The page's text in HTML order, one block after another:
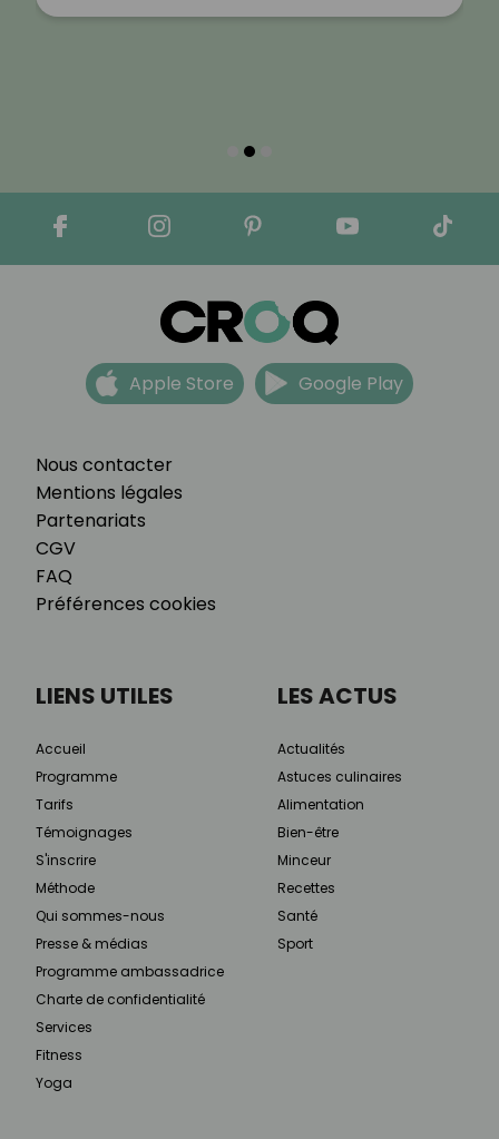
Nous contacter
Mentions légales
Partenariats
CGV
FAQ
Préférences cookies
Apple Store Google Play
LIENS UTILES
Accueil
Programme
Tarifs
Témoignages
S'inscrire
Méthode
Qui sommes-nous
Presse & médias
Programme ambassadrice
Charte de confidentialité
Services
Fitness
Yoga
LES ACTUS
Actualités
Astuces culinaires
Alimentation
Bien-être
Minceur
Recettes
Santé
Sport